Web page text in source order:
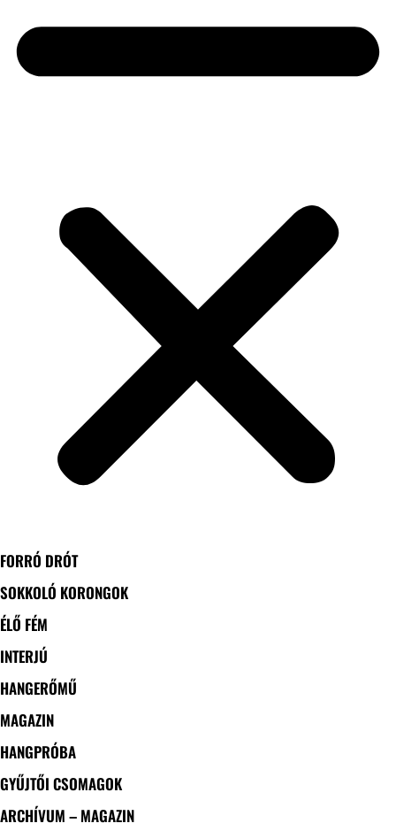
FORRÓ DRÓT
SOKKOLÓ KORONGOK
ÉLŐ FÉM
INTERJÚ
HANGERŐMŰ
MAGAZIN
HANGPRÓBA
GYŰJTŐI CSOMAGOK
ARCHÍVUM – MAGAZIN